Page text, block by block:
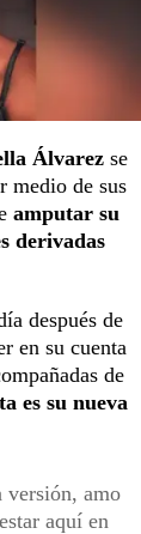
Álvarez se
medio de sus
amputar su
derivadas
después de
en su cuenta
de
es su nueva
versión, amo
aquí en